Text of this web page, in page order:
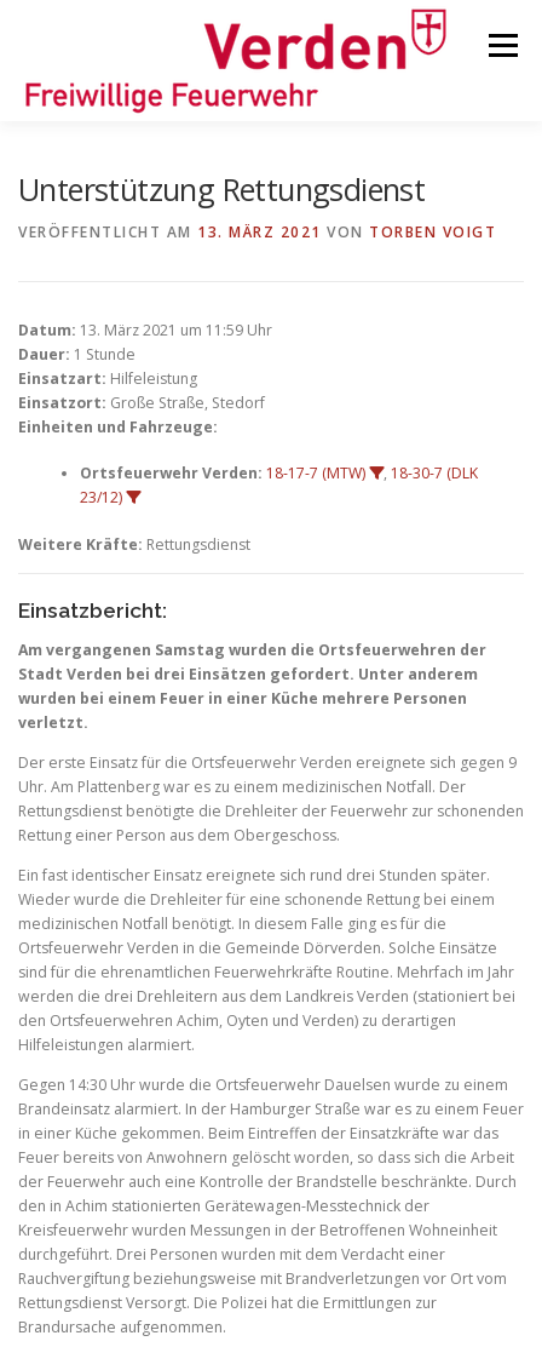
Menü
KINDER-/JUGENDFEUERWEHR
Unterstützung Rettungsdienst
VERÖFFENTLICHT AM 13. MÄRZ 2021 VON TORBEN VOIGT
Datum: 13. März 2021 um 11:59 Uhr
Dauer: 1 Stunde
Einsatzart: Hilfeleistung
Einsatzort: Große Straße, Stedorf
Einheiten und Fahrzeuge:
Ortsfeuerwehr Verden: 18-17-7 (MTW) , 18-30-7 (DLK
23/12)
Weitere Kräfte: Rettungsdienst
Einsatzbericht:
Am vergangenen Samstag wurden die Ortsfeuerwehren der
Stadt Verden bei drei Einsätzen gefordert. Unter anderem
wurden bei einem Feuer in einer Küche mehrere Personen
verletzt.
Der erste Einsatz für die Ortsfeuerwehr Verden ereignete sich gegen 9
Uhr. Am Plattenberg war es zu einem medizinischen Notfall. Der
Rettungsdienst benötigte die Drehleiter der Feuerwehr zur schonenden
Rettung einer Person aus dem Obergeschoss.
Ein fast identischer Einsatz ereignete sich rund drei Stunden später.
Wieder wurde die Drehleiter für eine schonende Rettung bei einem
medizinischen Notfall benötigt. In diesem Falle ging es für die
Ortsfeuerwehr Verden in die Gemeinde Dörverden. Solche Einsätze
sind für die ehrenamtlichen Feuerwehrkräfte Routine. Mehrfach im Jahr
werden die drei Drehleitern aus dem Landkreis Verden (stationiert bei
den Ortsfeuerwehren Achim, Oyten und Verden) zu derartigen
Hilfeleistungen alarmiert.
Gegen 14:30 Uhr wurde die Ortsfeuerwehr Dauelsen wurde zu einem
Brandeinsatz alarmiert. In der Hamburger Straße war es zu einem Feuer
in einer Küche gekommen. Beim Eintreffen der Einsatzkräfte war das
Feuer bereits von Anwohnern gelöscht worden, so dass sich die Arbeit
der Feuerwehr auch eine Kontrolle der Brandstelle beschränkte. Durch
den in Achim stationierten Gerätewagen-Messtechnick der
Kreisfeuerwehr wurden Messungen in der Betroffenen Wohneinheit
durchgeführt. Drei Personen wurden mit dem Verdacht einer
Rauchvergiftung beziehungsweise mit Brandverletzungen vor Ort vom
Rettungsdienst Versorgt. Die Polizei hat die Ermittlungen zur
Brandursache aufgenommen.